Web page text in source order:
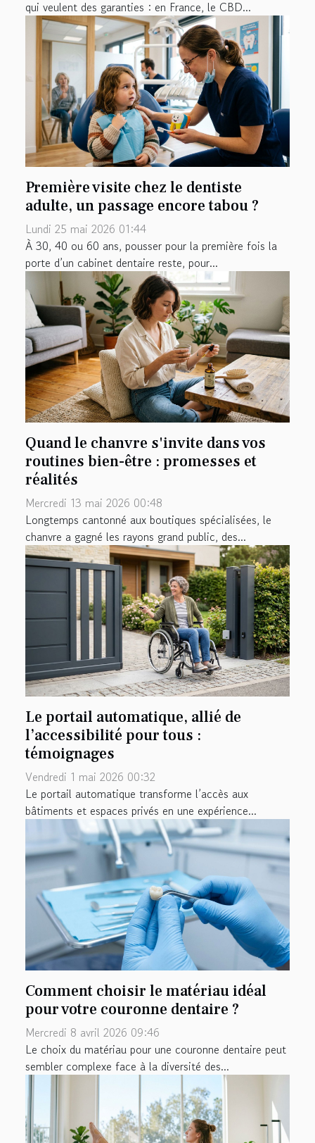
qui veulent des garanties : en France, le CBD...
Première visite chez le dentiste
adulte, un passage encore tabou ?
Lundi 25 mai 2026 01:44
À 30, 40 ou 60 ans, pousser pour la première fois la
porte d’un cabinet dentaire reste, pour...
Quand le chanvre s'invite dans vos
routines bien-être : promesses et
réalités
Mercredi 13 mai 2026 00:48
Longtemps cantonné aux boutiques spécialisées, le
chanvre a gagné les rayons grand public, des...
Le portail automatique, allié de
l’accessibilité pour tous :
témoignages
Vendredi 1 mai 2026 00:32
Le portail automatique transforme l’accès aux
bâtiments et espaces privés en une expérience...
Comment choisir le matériau idéal
pour votre couronne dentaire ?
Mercredi 8 avril 2026 09:46
Le choix du matériau pour une couronne dentaire peut
sembler complexe face à la diversité des...